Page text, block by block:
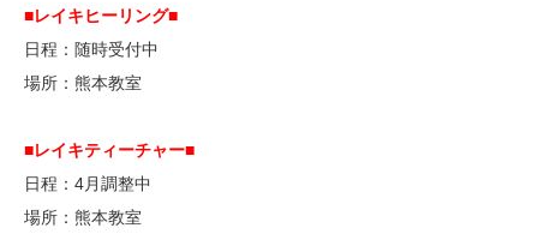
■レイキヒーリング■
日程：随時受付中
場所：熊本教室
■レイキティーチャー■
日程：4月調整中
場所：熊本教室